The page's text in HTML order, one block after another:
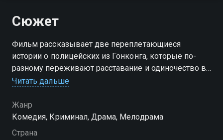
Сюжет
Фильм рассказывает две переплетающиеся
истории о полицейских из Гонконга, которые по-
разному переживают расставание и одиночество в
большом городе. Полицейский No 223 пытается
оказывается втянут в странное и притягательное
знакомство с загадочной женщиной из
криминального мира. Полицейский No 663 тяжело
Читать дальше
Жанр
Комедия, Криминал, Драма, Мелодрама
Страна